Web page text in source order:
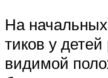
На
тиков у
видимой